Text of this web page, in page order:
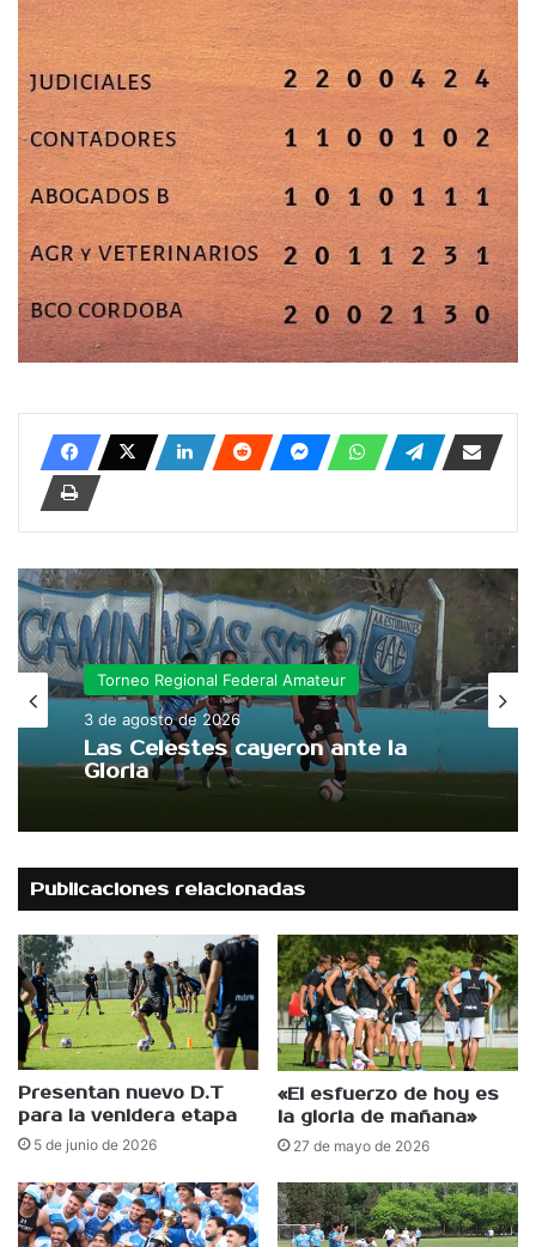
Torneo Regional Federal Amateur
3 de agosto de 2026
Las Celestes cayeron ante la
Ciclismo
3 de agosto de 2026
Más de 300 ciclistas
inauguraron «Ciclismo Seguro»
en el Autódromo
Publicaciones relacionadas
Presentan nuevo D.T
para la venidera etapa
5 de junio de 2026
«El esfuerzo de hoy es
la gloria de mañana»
27 de mayo de 2026